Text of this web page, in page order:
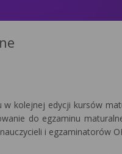
w kolejnej edycji kursów
do egzaminu
i egzaminatorów